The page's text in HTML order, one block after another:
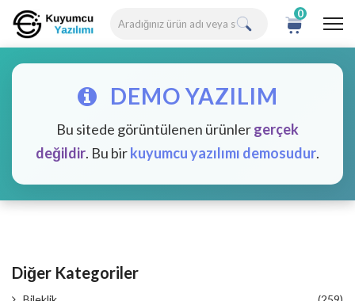
0
DEMO YAZILIM
Bu sitede görüntülenen ürünlergerçek
değildir. Bu birkuyumcu yazılımı demosudur.
Diğer Kategoriler